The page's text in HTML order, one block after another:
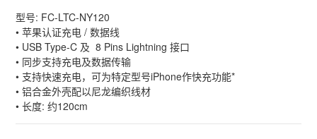
型号: FC-LTC-NY120
• 苹果认证充电 / 数据线
• USB Type-C 及  8 Pins Lightning 接口
• 同步支持充电及数据传输
• 支持快速充电，可为特定型号iPhone作快充功能*
• 铝合金外壳配以尼龙编织线材
• 长度: 约120cm